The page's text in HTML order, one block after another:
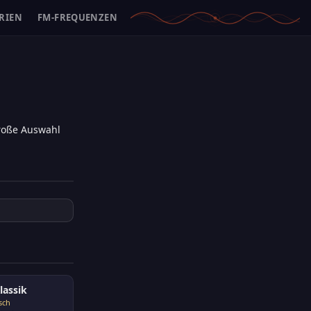
FM-FREQUENZEN
Auswahl